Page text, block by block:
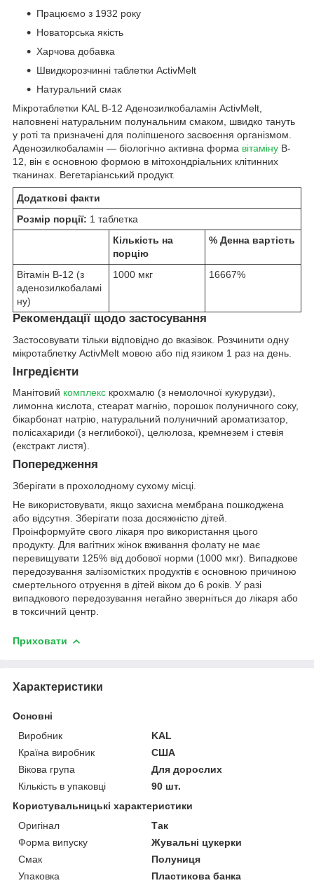
Працюємо з 1932 року
Новаторська якість
Харчова добавка
Швидкорозчинні таблетки ActivMelt
Натуральний смак
Мікротаблетки KAL B-12 Аденозилкобаламін ActivMelt,
наповнені натуральним полунальним смаком, швидко тануть
у роті та призначені для поліпшеного засвоєння організмом.
Аденозилкобаламін — біологічно активна форма вітаміну B-
12, він є основною формою в мітохондріальних клітинних
тканинах. Вегетаріанський продукт.
Додаткові факти
Розмір порції: 1 таблетка
Кількість на
порцію
% Денна вартість
Вітамін В-12 (з
аденозилкобаламі
ну)
1000 мкг 16667%
Рекомендації щодо застосування
Застосовувати тільки відповідно до вказівок. Розчинити одну
мікротаблетку ActivMelt мовою або під язиком 1 раз на день.
Інгредієнти
Манітовий комплекс крохмалю (з немолочної кукурудзи),
лимонна кислота, стеарат магнію, порошок полуничного соку,
бікарбонат натрію, натуральний полуничний ароматизатор,
полісахариди (з неглибокої), целюлоза, кремнезем і стевія
(екстракт листя).
Попередження
Зберігати в прохолодному сухому місці.
Не використовувати, якщо захисна мембрана пошкоджена
або відсутня. Зберігати поза досяжністю дітей.
Проінформуйте свого лікаря про використання цього
продукту. Для вагітних жінок вживання фолату не має
перевищувати 125% від добової норми (1000 мкг). Випадкове
передозування залізомістких продуктів є основною причиною
смертельного отруєння в дітей віком до 6 років. У разі
випадкового передозування негайно зверніться до лікаря або
в токсичний центр.
Приховати
Характеристики
Основні
Виробник
KAL
Країна виробник
США
Вікова група
Для дорослих
Кількість в упаковці
90 шт.
Користувальницькі характеристики
Оригінал
Так
Форма випуску
Жувальні цукерки
Смак
Полуниця
Упаковка
Пластикова банка